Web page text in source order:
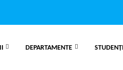
DEPARTAMENTE STUDENȚI